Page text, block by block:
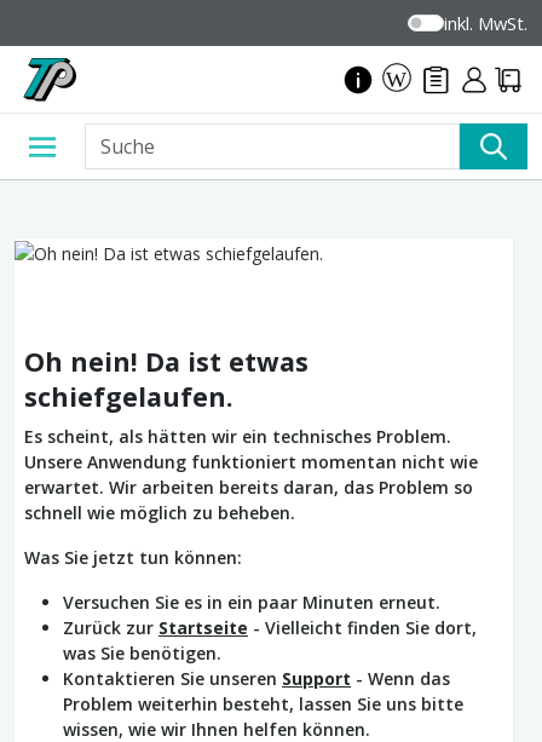
inkl. MwSt.
Oh nein! Da ist etwas
schiefgelaufen.
Es scheint, als hätten wir ein technisches Problem.
Unsere Anwendung funktioniert momentan nicht wie
erwartet. Wir arbeiten bereits daran, das Problem so
schnell wie möglich zu beheben.
Was Sie jetzt tun können:
Versuchen Sie es in ein paar Minuten erneut.
Zurück zur Startseite - Vielleicht finden Sie dort,
was Sie benötigen.
Kontaktieren Sie unseren Support - Wenn das
Problem weiterhin besteht, lassen Sie uns bitte
wissen, wie wir Ihnen helfen können.